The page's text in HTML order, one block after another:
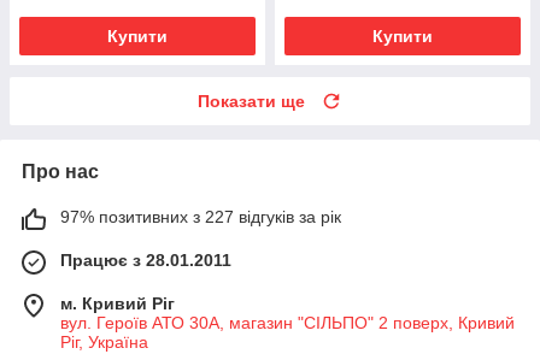
Купити Купити
Показати ще
Про нас
97% позитивних з 227 відгуків за рік
Працює з 28.01.2011
м. Кривий Ріг
вул. Героїв АТО 30А, магазин "СІЛЬПО" 2 поверх, Кривий
Ріг, Україна